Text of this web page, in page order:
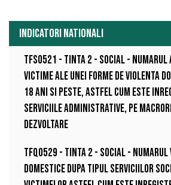
INDICATORI NATIONALI
TFS0521 - Tinta 2 - Social - NUMARUL
VICTIME ALE UNEI FORME DE VIOLENTA
18 ANI SI PESTE, ASTFEL CUM ESTE
SERVICIILE ADMINISTRATIVE, PE
DEZVOLTARE
TFQ0529 - Tinta 2 - Social -
domestice dupa tipul serviciilor